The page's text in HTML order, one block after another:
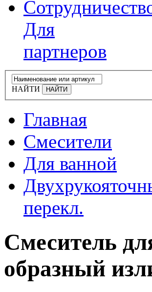
Для
партнеров
НАЙТИ
Главная
Смесители
Для ванной
перекл.
Смеситель
образный